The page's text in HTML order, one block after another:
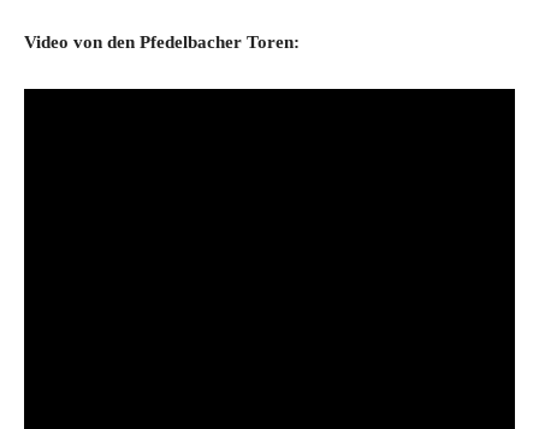
Video von den Pfedelbacher Toren: